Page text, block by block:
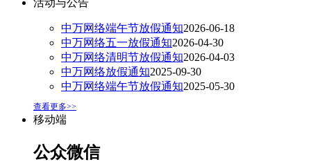
中万网络端午节放假通知2026-06-18
中万网络五一放假通知2026-04-30
中万网络清明节放假通知2026-04-03
中万网络放假通知2025-09-30
中万网络端午节放假通知2025-05-30
查看更多>>
移动端
公众微信